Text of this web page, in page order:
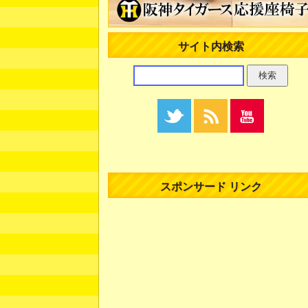
サイト内検索
スポンサード リンク